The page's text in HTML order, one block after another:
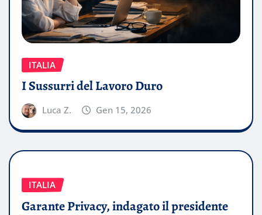
ITALIA
I Sussurri del Lavoro Duro
Luca Z. Gen 15, 2026
ITALIA
Garante Privacy, indagato il presidente